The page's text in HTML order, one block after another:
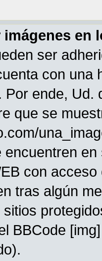
en
ser
con una
Por ende,
que se
encuentren
con
tras algún
sitios
BBCode